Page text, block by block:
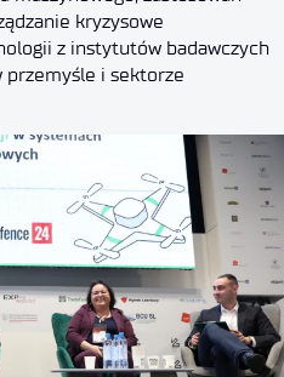
kryzysowe
z instytutów badawczych
przemyśle i sektorze